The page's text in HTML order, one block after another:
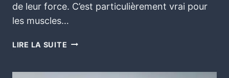
de leur force. C’est particulièrement vrai pour
les muscles…
LIRE LA SUITE